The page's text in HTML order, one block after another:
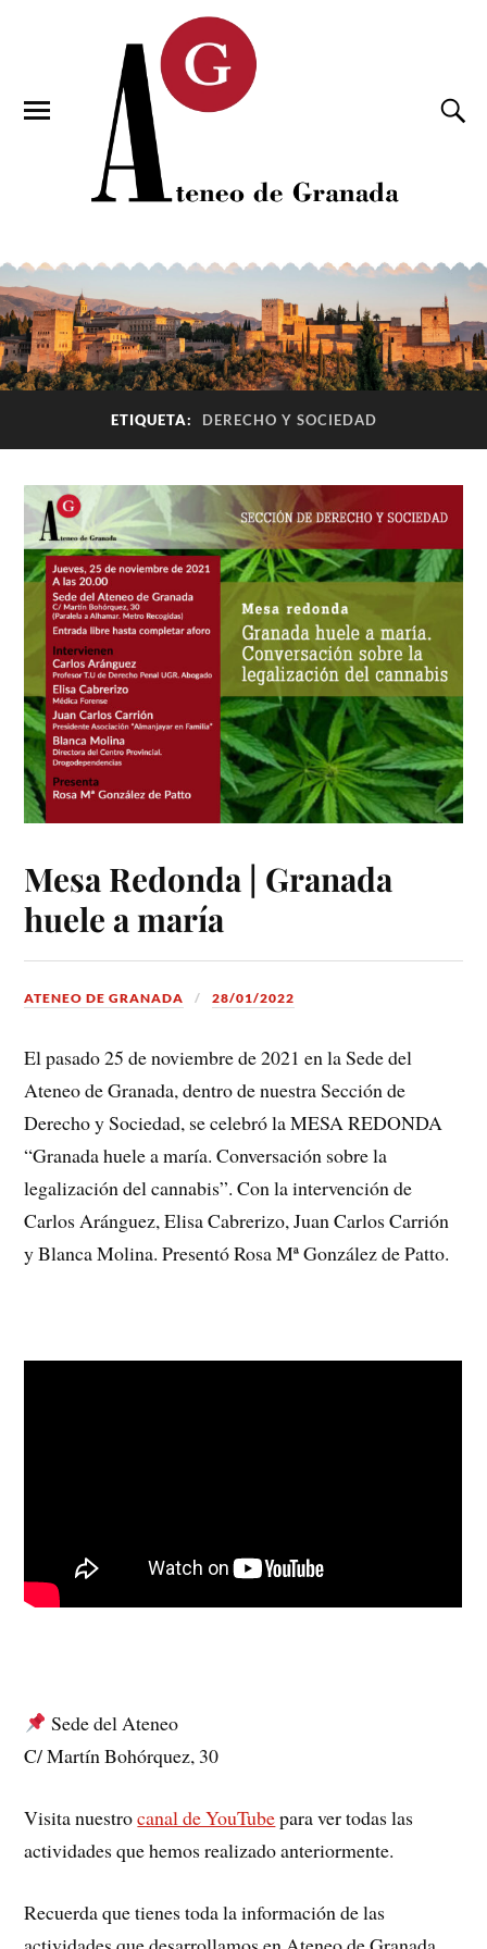
ETIQUETA: DERECHO Y SOCIEDAD
Mesa Redonda | Granada
huele a maría
ATENEO DE GRANADA 28/01/2022
El pasado 25 de noviembre de 2021 en la Sede del
Ateneo de Granada, dentro de nuestra Sección de
Derecho y Sociedad, se celebró la MESA REDONDA
“Granada huele a maría. Conversación sobre la
legalización del cannabis”. Con la intervención de
Carlos Aránguez, Elisa Cabrerizo, Juan Carlos Carrión
y Blanca Molina. Presentó Rosa Mª González de Patto.
Sede del Ateneo
C/ Martín Bohórquez, 30
Visita nuestrocanal de YouTubepara ver todas las
actividades que hemos realizado anteriormente.
Recuerda que tienes toda la información de las